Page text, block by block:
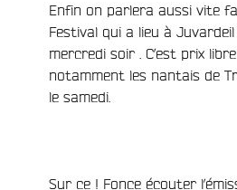
Enfin on parlera aussi vite
Festival qui a lieu à
mercredi soir . C’est prix
notamment les nantais de
le samedi.
Sur ce ! Fonce écouter